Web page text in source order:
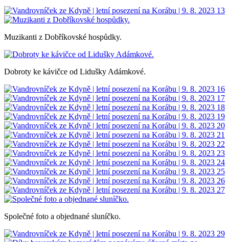
Muzikanti z Dobříkovské hospůdky.
Dobroty ke kávičce od Lidušky Adámkové.
Společné foto a objednané sluníčko.